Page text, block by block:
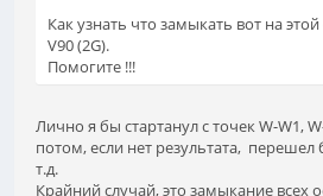
Как узнать что замыкать вот на
V90 (2G).
Помогите !!!
Лично я бы стартанул с точек W-W1,
потом, если нет результата, перешел
т.д.
Крайний случай, это замыкание всех